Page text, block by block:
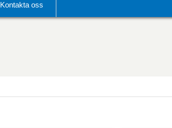
Kontakta oss